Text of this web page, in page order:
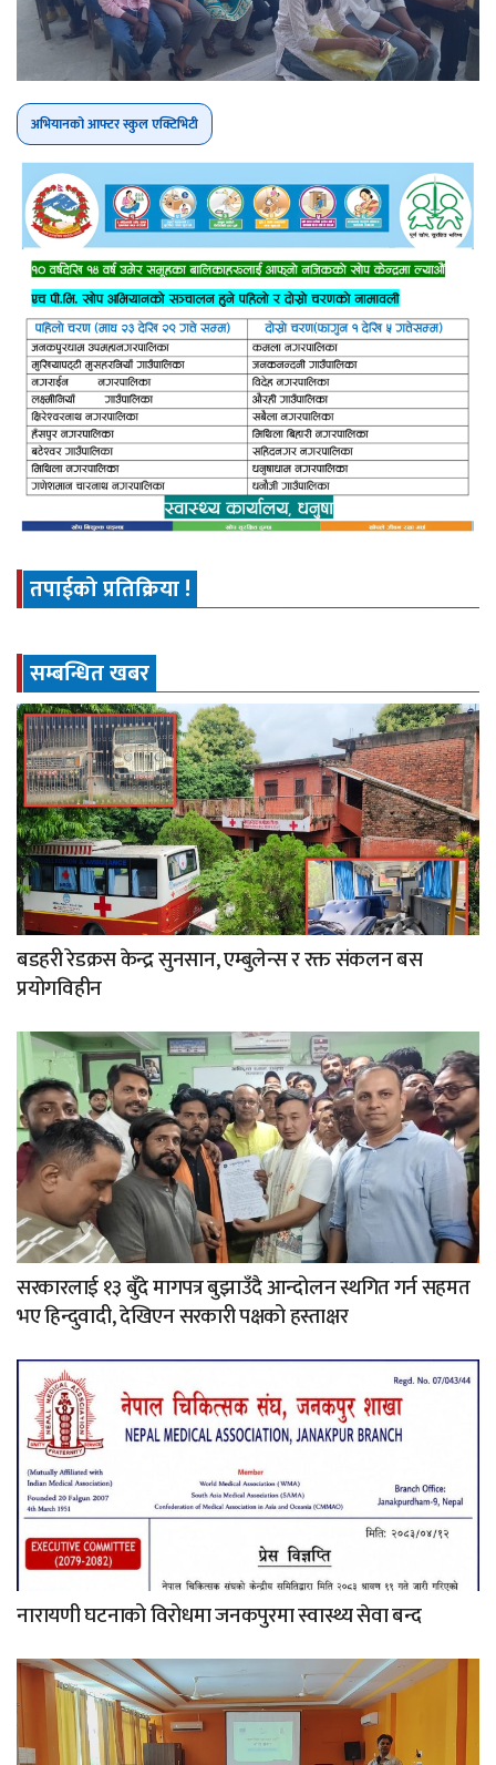
अभियानको आफ्टर स्कुल एक्टिभिटी
तपाईको प्रतिक्रिया !
सम्बन्धित खबर
बडहरी रेडक्रस केन्द्र सुनसान, एम्बुलेन्स र रक्त संकलन बस
प्रयोगविहीन
सरकारलाई १३ बुँदे मागपत्र बुझाउँदै आन्दोलन स्थगित गर्न सहमत
भए हिन्दुवादी, देखिएन सरकारी पक्षको हस्ताक्षर
नारायणी घटनाको विरोधमा जनकपुरमा स्वास्थ्य सेवा बन्द